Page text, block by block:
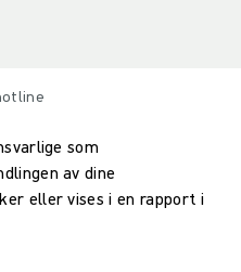
som
av dine
eller vises i en rapport i